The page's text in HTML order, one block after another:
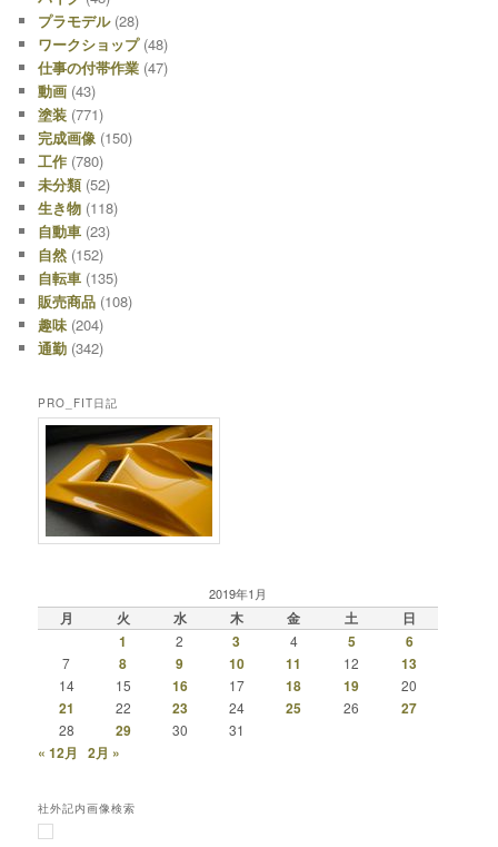
プラモデル(28)
ワークショップ(48)
仕事の付帯作業 (47)
動画 (43)
塗装 (771)
完成画像 (150)
工作 (780)
未分類(52)
生き物 (118)
自動車 (23)
自然 (152)
自転車 (135)
販売商品 (108)
趣味 (204)
通勤 (342)
PRO_FIT日記
2019年1月
月 火 水 木 金 土
日
1
2 3 4 5 6
7 8 9 10 11 12 13
14 15 16 17 18 19 20
21 22 23 24 25 26 27
28 29 30 31
« 12月 2月 »
社外記内画像検索